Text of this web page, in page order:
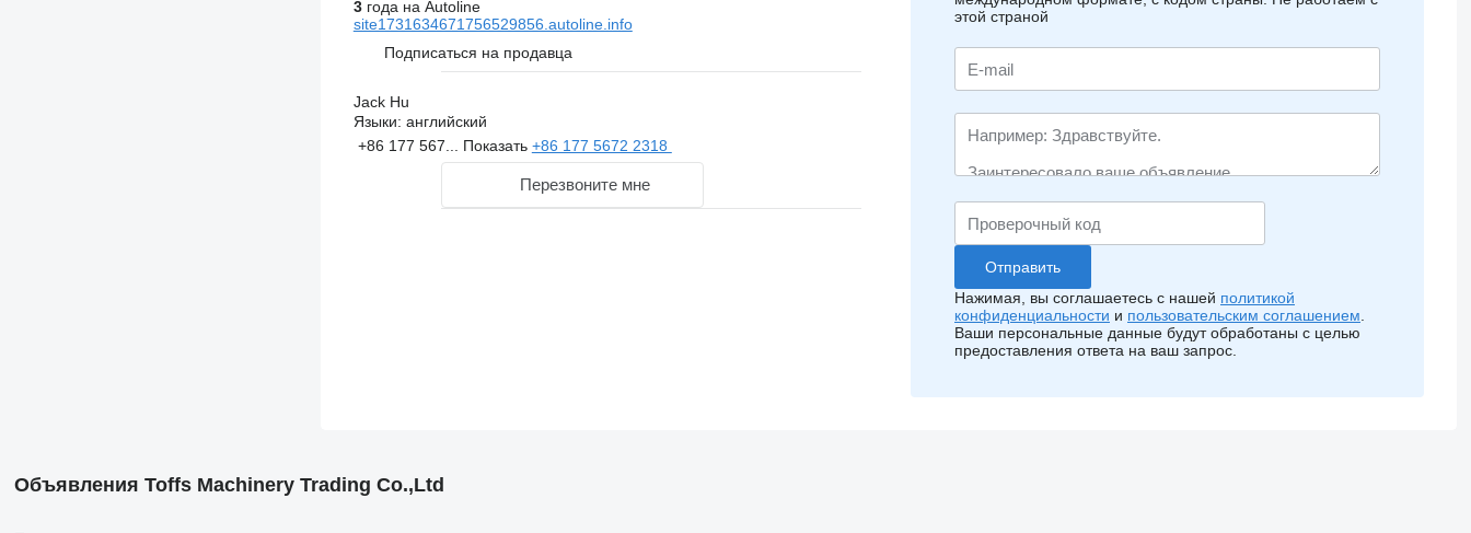
3года на Autoline
site1731634671756529856.autoline.info
Подписаться на продавца
Jack Hu
Языки: английский
+86 177 567... Показать +86 177 5672 2318
Перезвоните мне
этой страной
Нажимая, вы соглашаетесь с нашей политикой
конфиденциальности и пользовательским соглашением
Ваши персональные данные будут обработаны с целью
предоставления ответа на ваш запрос.
Объявления Toffs Machinery Trading Co.,Ltd